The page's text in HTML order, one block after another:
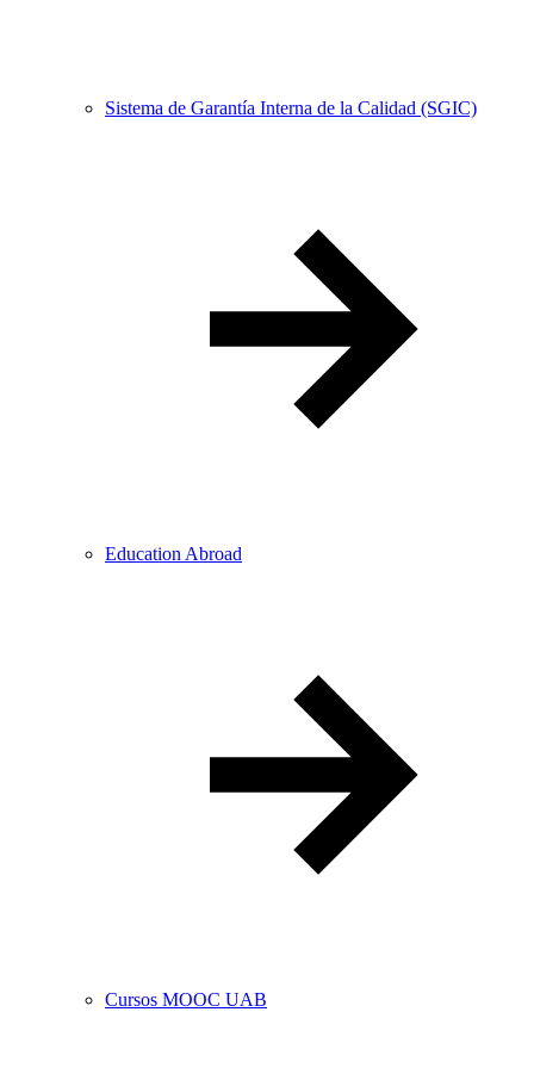
Sistema de Garantía Interna de la Calidad (SGIC)
Education Abroad
Cursos MOOC UAB